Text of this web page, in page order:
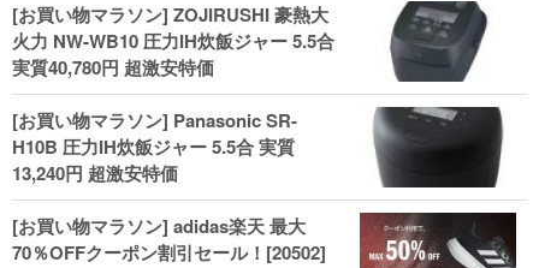
[お買い物マラソン] ZOJIRUSHI 豪熱大
火力 NW-WB10 圧力IH炊飯ジャー 5.5合
実質40,780円 超激安特価
[お買い物マラソン] Panasonic SR-
H10B 圧力IH炊飯ジャー 5.5合 実質
13,240円 超激安特価
[お買い物マラソン] adidas楽天 最大
70％OFFクーポン割引セール！[20502]